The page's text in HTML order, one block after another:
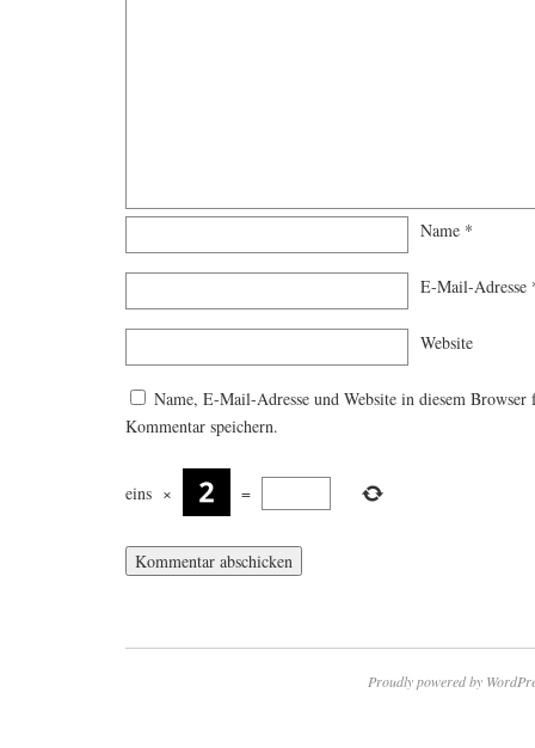
Name *
E-Mail-Adresse
Website
Name, E-Mail-Adresse und Website in diesem Browser
Kommentar speichern.
eins × =
Proudly powered by